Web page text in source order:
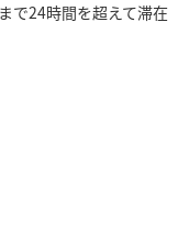
で24時間を超えて滞在